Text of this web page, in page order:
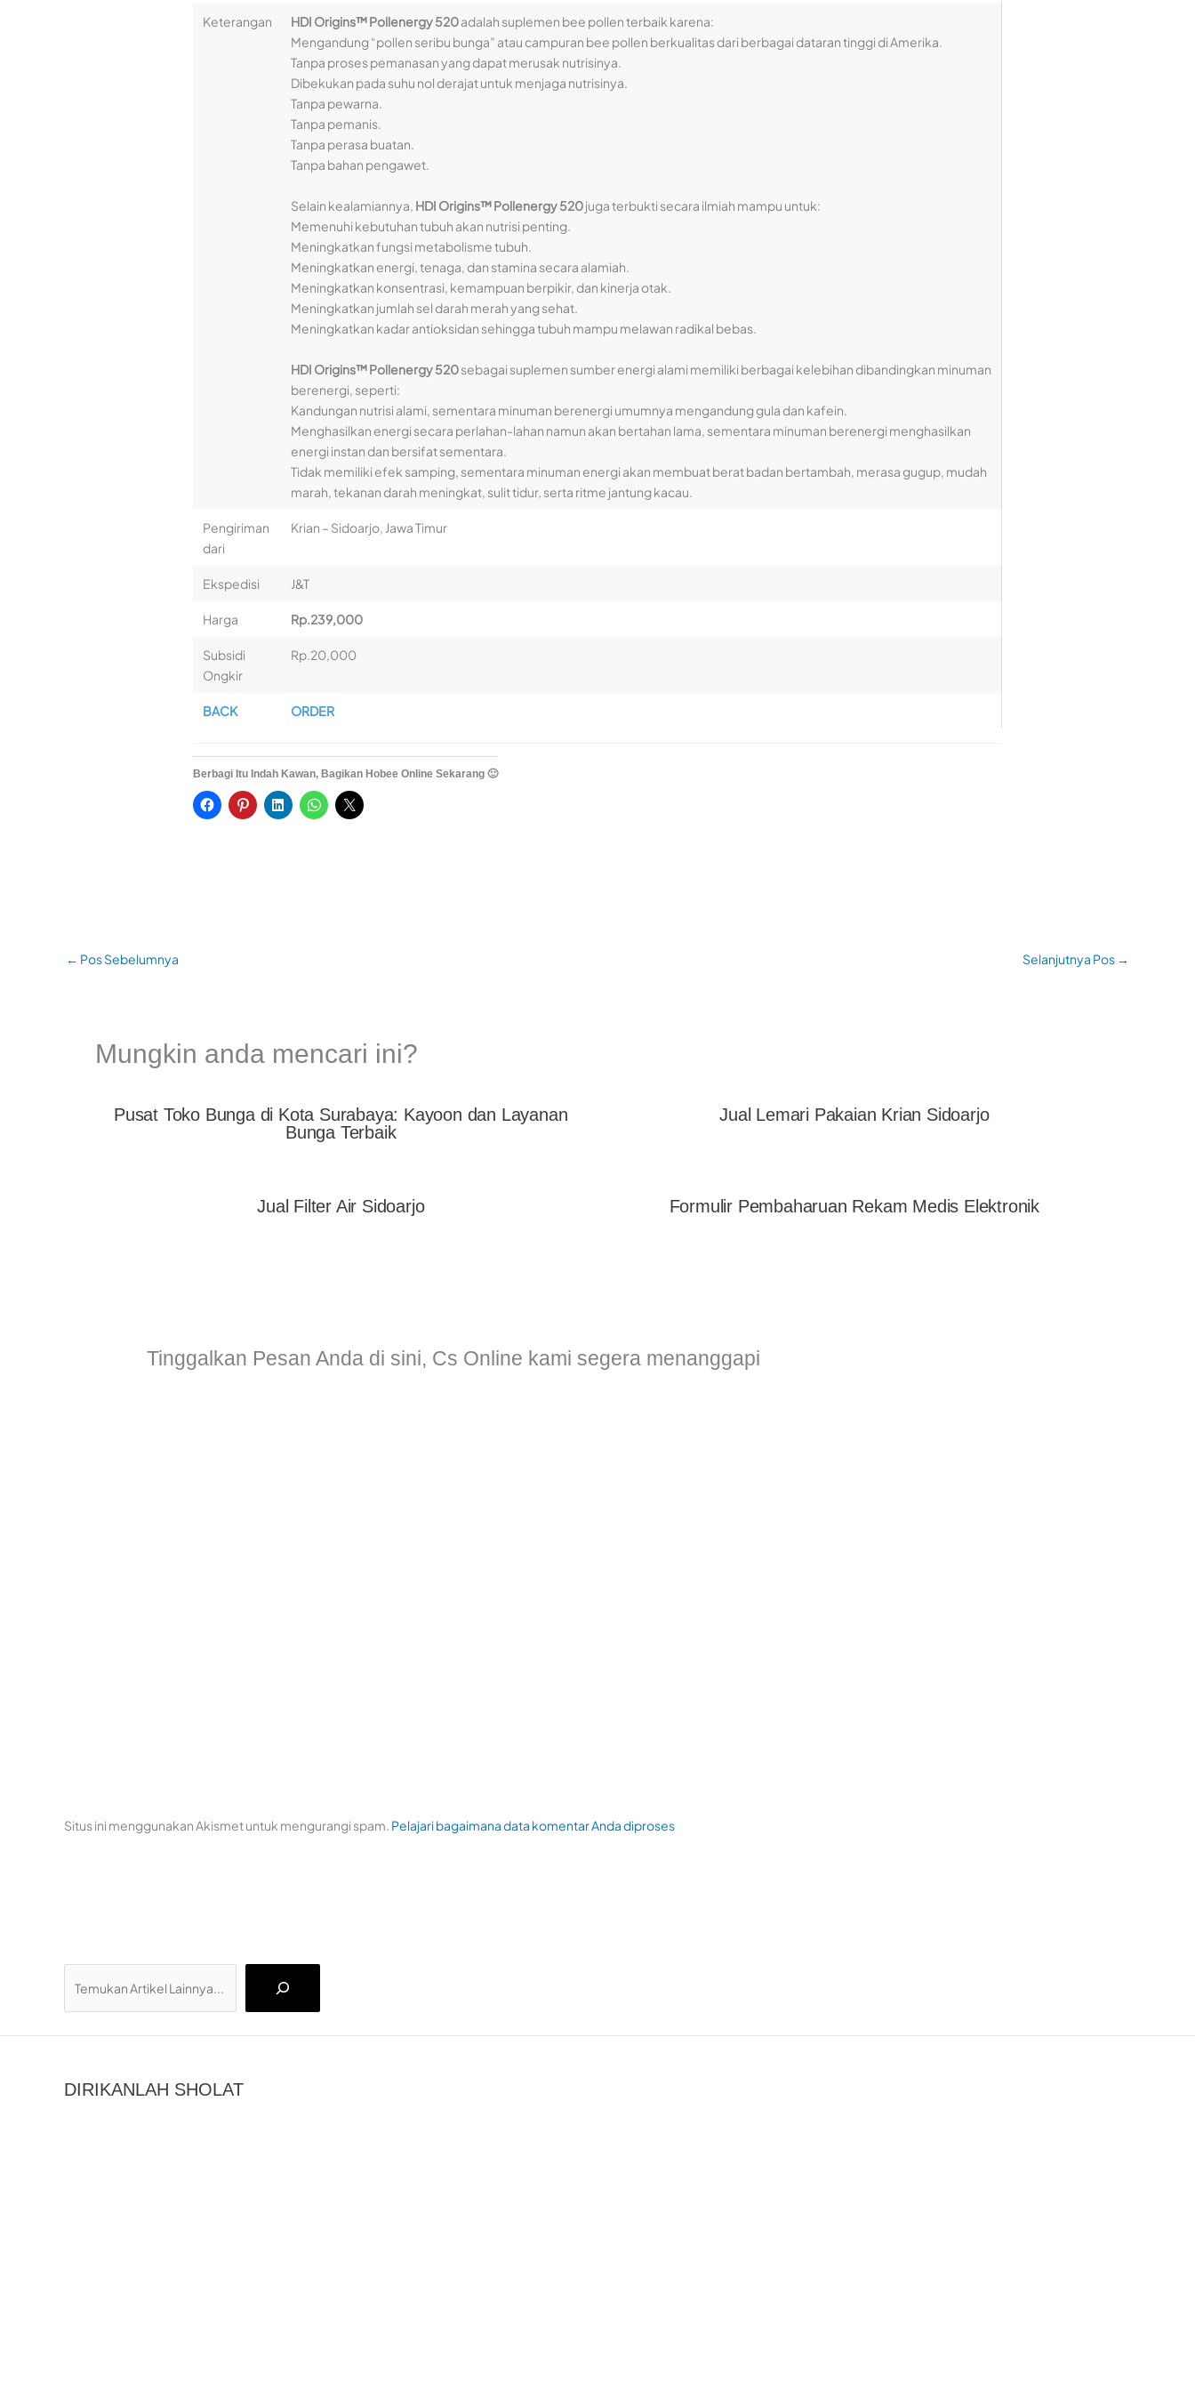
Keterangan HDI Origins™ Pollenergy 520adalah suplemen bee pollen terbaik karena:
Mengandung “pollen seribu bunga” atau campuran bee pollen berkualitas dari berbagai dataran tinggi di Amerika.
Tanpa proses pemanasan yang dapat merusak nutrisinya.
Dibekukan pada suhu nol derajat untuk menjaga nutrisinya.
Tanpa pewarna.
Tanpa pemanis.
Tanpa perasa buatan.
Tanpa bahan pengawet.
Selain kealamiannya, HDI Origins™ Pollenergy 520juga terbukti secara ilmiah mampu untuk:
Memenuhi kebutuhan tubuh akan nutrisi penting.
Meningkatkan fungsi metabolisme tubuh.
Meningkatkan energi, tenaga, dan stamina secara alamiah.
Meningkatkan konsentrasi, kemampuan berpikir, dan kinerja otak.
Meningkatkan jumlah sel darah merah yang sehat.
Meningkatkan kadar antioksidan sehingga tubuh mampu melawan radikal bebas.
HDI Origins™ Pollenergy 520sebagai suplemen sumber energi alami memiliki berbagai kelebihan dibandingkan minuman
berenergi, seperti:
Kandungan nutrisi alami, sementara minuman berenergi umumnya mengandung gula dan kafein.
Menghasilkan energi secara perlahan-lahan namun akan bertahan lama, sementara minuman berenergi menghasilkan
energi instan dan bersifat sementara.
Tidak memiliki efek samping, sementara minuman energi akan membuat berat badan bertambah, merasa gugup, mudah
marah, tekanan darah meningkat, sulit tidur, serta ritme jantung kacau.
Pengiriman
dari
Krian – Sidoarjo, Jawa Timur
Ekspedisi J&T
Harga Rp.239,000
Subsidi
Ongkir
Rp.20,000
BACK ORDER
Berbagi Itu Indah Kawan, Bagikan Hobee Online Sekarang 🙂
← Pos Sebelumnya Selanjutnya Pos →
Mungkin anda mencari ini?
Pusat Toko Bunga di Kota Surabaya: Kayoon dan Layanan
Bunga Terbaik
Jual Lemari Pakaian Krian Sidoarjo
Jual Filter Air Sidoarjo Formulir Pembaharuan Rekam Medis Elektronik
Tinggalkan Pesan Anda di sini, Cs Online kami segera menanggapi
Situs ini menggunakan Akismet untuk mengurangi spam. Pelajari bagaimana data komentar Anda diproses
DIRIKANLAH SHOLAT